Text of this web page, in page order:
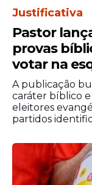
Justificativa
Pastor
provas
votar na
A publicação
caráter bíblico
eleitores
partidos